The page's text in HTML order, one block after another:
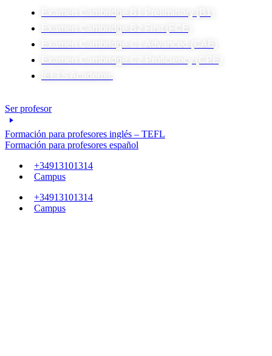
Examen Cambridge B1 Preliminary (B1)
Examen Cambridge B2 First (FCE)
Examen Cambridge C1 Advanced (CAE)
Examen Cambridge C2 Proficiency (CPE)
IELTS Academic
Ser profesor
Formación para profesores inglés – TEFL
Formación para profesores español
+34913101314
Campus
+34913101314
Campus